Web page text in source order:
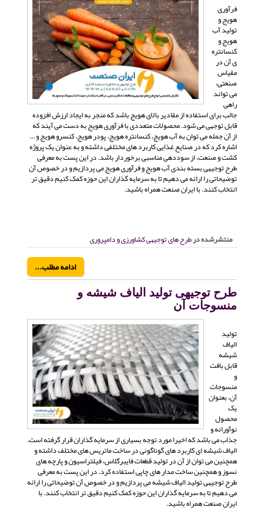
فرآوری
هویج و
تولید آب
هویج و
کنسانتره
ی آن در
مقیاس
صنعتی،
می تواند
راهی
جالب برای استفاده از مقادیر بالای هویج باشد که منجر به ایجاد ارزش افزوده
قابل توجهی می شود. محصولات متعددی با فرآوری هویج به دست می آیند که
از آن جمله می توان به آب هویج، کنسانتره هویج، پودر هویج، کنسرو هویج و ...
اشاره کرد که در صنایع غذایی کاربرد های مختلفی داشته و به عنوان یک پروژه
کشت و صنعت، از سوددهی مناسبی برخوردار باشد. در این پست به معرفی
طرح توجیهی بسته بندی آب هویج و فرآوری هویج می پردازیم و در خصوص آن
توضیحاتی را ارائه می دهیم تا به سرمایه گذاران این حوزه کمک کنیم دقیق تر
انتخاب کنند. با ایران صنعت همراه باشید.
منتشرشده درطرح های توجیهی کشاورزی و دامپروری
ادامه مطلب...
طرح توجیهی تولید الیاف شیشه و
منسوجات آن
تولید
الیاف
شیشه
قابل بافت
و
منسوجات
آن، بعنوان
یک
محصول
نوآورانه و
جذاب می باشد که اخیرا مورد توجه بسیاری از سرمایه گذاران قرار گرفته است.
الیاف شیشه ای کاربرد های گوناگونی در ساخت ماتریس های مختلف داشته و
همچنین می توان از آن در تولید قطعات فایبرگلاس، فیلتراسیون و پارچه های
نسوز و همچنین ساخت مدار های چاپی استفاده کرد. در این پست به معرفی
طرح توجیهی تولید الیاف شیشه می پردازیم و در خصوص آن توضیحاتی را ارائه
می دهیم تا به سرمایه گذاران این حوزه کمک کنیم دقیق تر انتخاب کنند. با
ایران صنعت همراه باشید.